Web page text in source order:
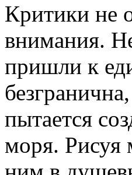
Критики не
внимания.
пришли к
пытается
моря. Рисуя